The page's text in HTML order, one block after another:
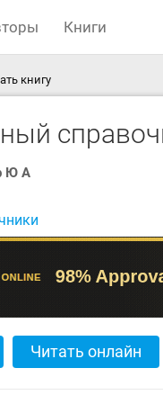
Книги
книгу
Ю А
Читать онлайн